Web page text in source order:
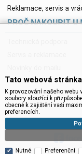
Reklamace, servis a
PROČ NAKOUPIT U
Ke stažení
Tato webová
K provozování našeho
soubory sloužící k
obecně k zajištění vaší
preferencích.
Nutné Preferenční